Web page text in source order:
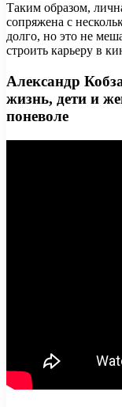
Таким образом,
сопряжена с
долго, но это не
строить карьеру в
Александр
жизнь, дети и
поневоле